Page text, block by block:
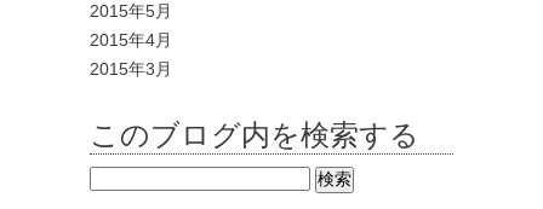
2015年5月
2015年4月
2015年3月
このブログ内を検索する